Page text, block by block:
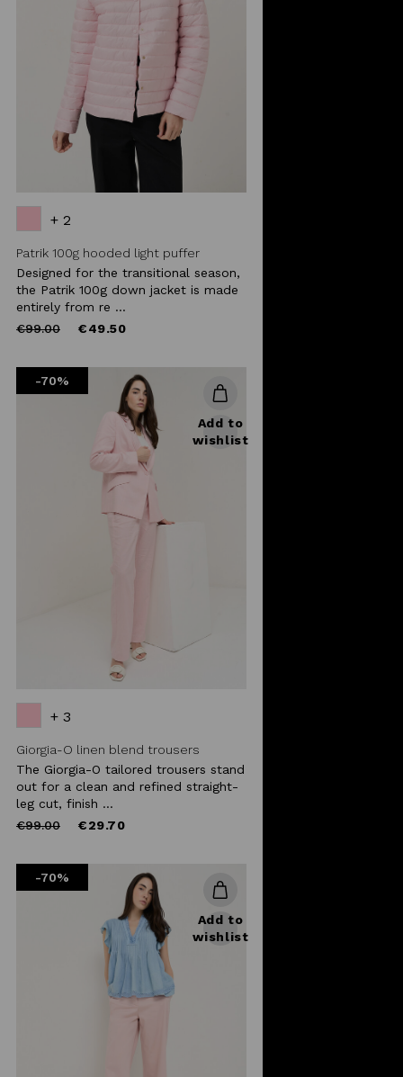
+ 2
Patrik 100g hooded light puffer
Designed for the transitional season,
the Patrik 100g down jacket is made
entirely from re ...
Price
€99.00to €49.50
-70%
Add to
wishlist
+ 3
Giorgia-O linen blend trousers
The Giorgia-O tailored trousers stand
out for a clean and refined straight-
leg cut, finish ...
Price
€99.00to €29.70
-70%
Add to
wishlist